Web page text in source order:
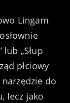
Lingam
lub „Słup
płciowy
do
lecz jako